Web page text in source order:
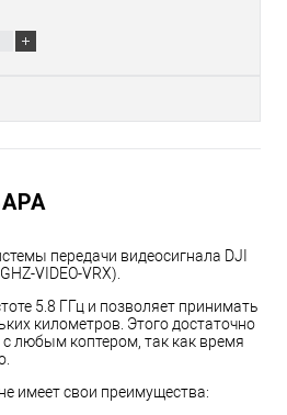
передачи видеосигнала DJI
VIDEO-VRX).
5.8 ГГц и позволяет принимать
километров. Этого достаточно
любым коптером, так как время
имеет свои преимущества: